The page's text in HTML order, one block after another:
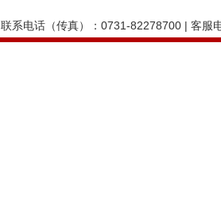
联系电话（传真）：0731-82278700 | 客服